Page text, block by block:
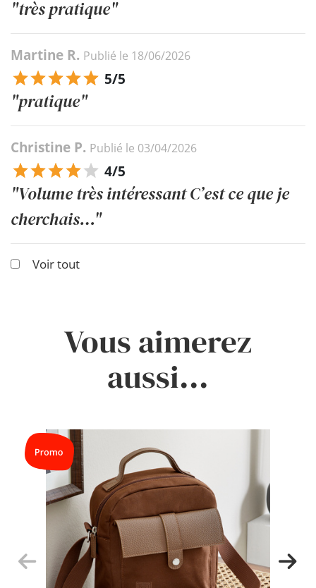
"très pratique"
Martine R. Publié le 18/06/2026
5/5
"pratique"
Christine P. Publié le 03/04/2026
4/5
"Volume très intéressant C’est ce que je
cherchais…"
Voir tout
Vous aimerez
aussi...